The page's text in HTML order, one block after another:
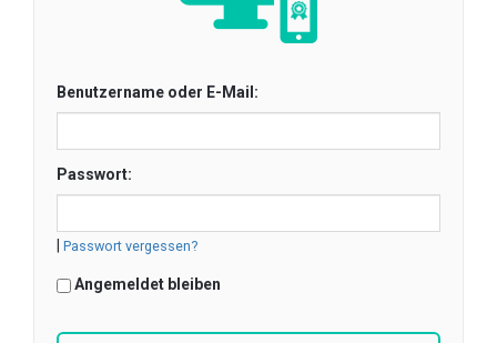
Benutzername oder E-Mail:
Passwort:
Passwort vergessen?
Angemeldet bleiben